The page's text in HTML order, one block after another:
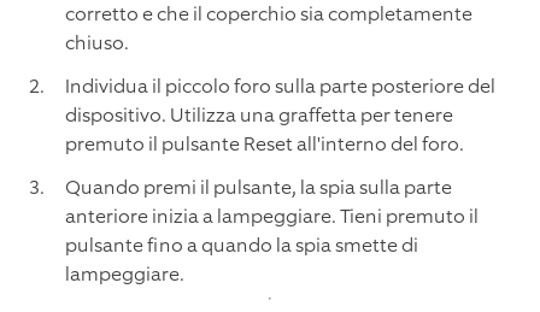
corretto e che il coperchio sia completamente
chiuso.
Individua il piccolo foro sulla parte posteriore del
dispositivo. Utilizza una graffetta per tenere
premuto il pulsante Reset all'interno del foro.
Quando premi il pulsante, la spia sulla parte
anteriore inizia a lampeggiare. Tieni premuto il
pulsante fino a quando la spia smette di
lampeggiare.